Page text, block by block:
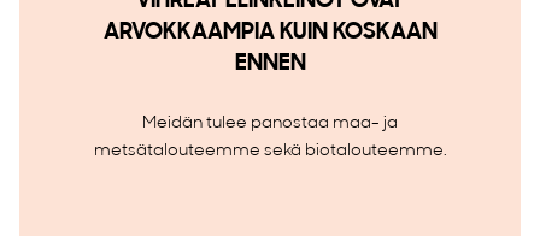
ARVOKKAAMPIA KUIN KOSKAAN
ENNEN
Meidän tulee panostaa maa- ja
metsätalouteemme sekä biotalouteemme.